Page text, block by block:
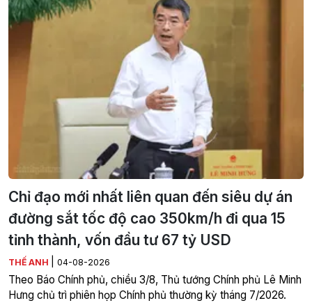
Chỉ đạo mới nhất liên quan đến siêu dự án
đường sắt tốc độ cao 350km/h đi qua 15
tỉnh thành, vốn đầu tư 67 tỷ USD
THẾ ANH 04-08-2026
Theo Báo Chính phủ, chiều 3/8, Thủ tướng Chính phủ Lê Minh
Hưng chủ trì phiên họp Chính phủ thường kỳ tháng 7/2026.